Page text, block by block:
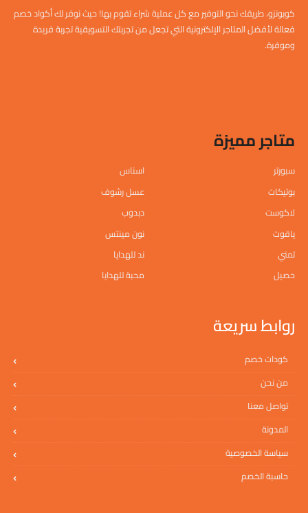
كوبونزو، طريقك نحو التوفير مع كل عملية شراء تقوم بها! حيث نوفر لك أكواد خصم
فعالة لأفضل المتاجر الإلكترونية التي تجعل من تجربتك التسويقية تجربة فريدة
وموفرة.
متاجر مميزة
سبورتر
اسناس
بوتيكات
عسل رشوف
لاكوست
دبدوب
ياقوت
نون مينتس
تمني
ند للهدايا
حصيل
محبة للهدايا
روابط سريعة
كودات خصم
من نحن
تواصل معنا
المدونة
سياسة الخصوصية
حاسبة الخصم